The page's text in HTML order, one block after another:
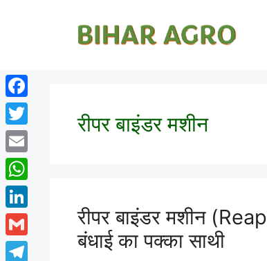
रीपर बाइंडर मशीन
रीपर बाइंडर मशीन
बंधाई का पक्का साथी
Facebook
Twitter
Email
WhatsApp
LinkedIn
Gmail